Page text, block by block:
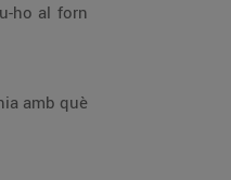
ho al forn
amb què